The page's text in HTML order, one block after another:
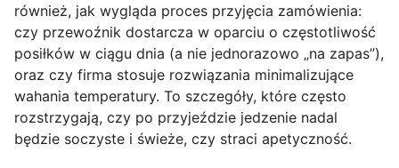
również, jak wygląda proces przyjęcia zamówienia:
czy przewoźnik dostarcza w oparciu o częstotliwość
posiłków w ciągu dnia (a nie jednorazowo „na zapas”),
oraz czy firma stosuje rozwiązania minimalizujące
wahania temperatury. To szczegóły, które często
rozstrzygają, czy po przyjeździe jedzenie nadal
będzie soczyste i świeże, czy straci apetyczność.